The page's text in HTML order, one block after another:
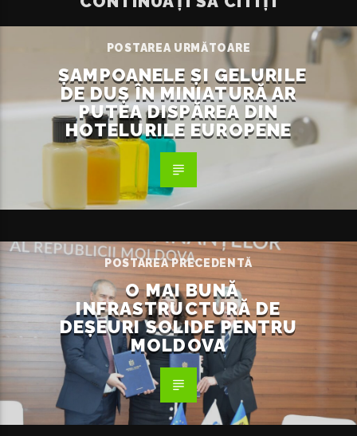
POSTAREA URMĂTOARE
ȘAMPOANELE ȘI GELURILE
DE DUȘ ÎN MINIATURĂ AR
PUTEA DISPĂREA DIN
HOTELURILE EUROPENE
POSTAREA PRECEDENTĂ
O MAI BUNĂ
INFRASTRUCTURĂ DE
DEȘEURI SOLIDE PENTRU
MOLDOVA